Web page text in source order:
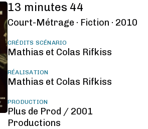
13 minutes 44
Court-Métrage · Fiction · 2010
CRÉDITS SCÉNARIO
Mathias et Colas Rifkiss
RÉALISATION
Mathias et Colas Rifkiss
PRODUCTION
Plus de Prod / 2001
Productions